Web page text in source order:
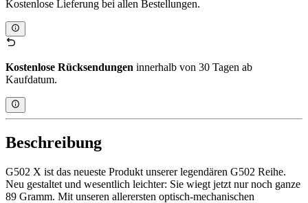
Kostenlose Lieferung bei allen Bestellungen.
Kostenlose Rücksendungen innerhalb von 30 Tagen ab
Kaufdatum.
Beschreibung
G502 X ist das neueste Produkt unserer legendären G502 Reihe.
Neu gestaltet und wesentlich leichter: Sie wiegt jetzt nur noch ganze
89 Gramm. Mit unseren allerersten optisch-mechanischen